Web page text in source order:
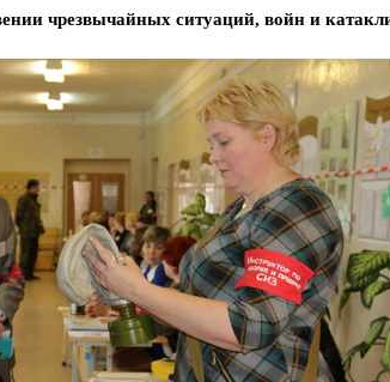
чрезвычайных ситуаций, войн и